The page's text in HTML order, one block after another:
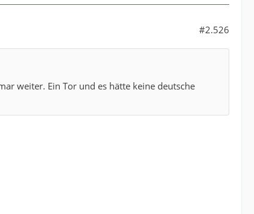
#2.526
weiter. Ein Tor und es hätte keine deutsche